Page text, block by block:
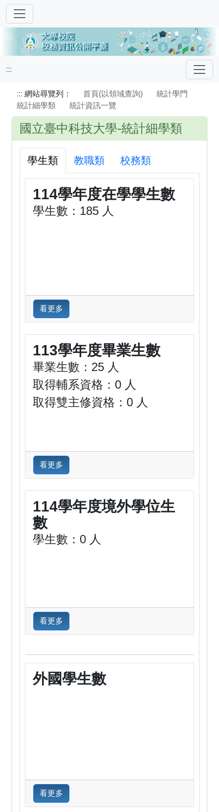
:::
::: 網站尋覽列： 首頁(以領域查詢)
統計學門
統計細學類
統計資訊一覽
國立臺中科技大學-統計細學類
學生類 教職類 校務類
114學年度在學學生數
學生數：185 人
看更多
113學年度畢業生數
畢業生數：25 人
取得輔系資格：0 人
取得雙主修資格：0 人
看更多
114學年度境外學位生
數
學生數：0 人
看更多
外國學生數
看更多